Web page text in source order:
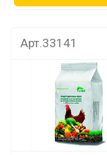
Арт.33141